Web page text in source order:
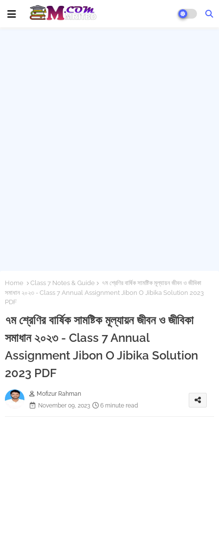
Home Class 7 Notes & Guide
৭ম শ্রেণির বার্ষিক সামষ্টিক মূল্যায়ন জীবন ও জীবিকা
সমাধান ২০২৩ - Class 7 Annual Assignment Jibon O Jibika Solution 2023
PDF
৭ম শ্রেণির বার্ষিক সামষ্টিক মূল্যায়ন জীবন ও জীবিকা
সমাধান ২০২৩ - Class 7 Annual
Assignment Jibon O Jibika Solution
2023 PDF
Mofizur Rahman
November 09, 2023
6 minute read